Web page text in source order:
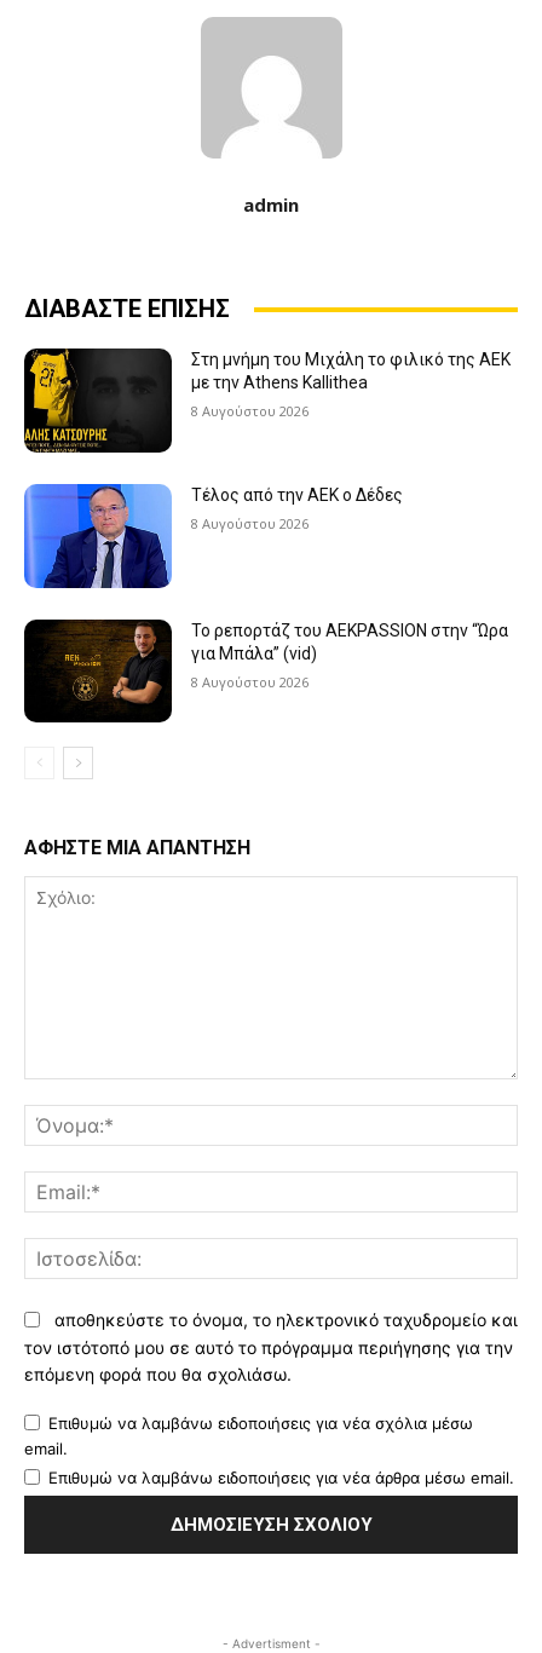
admin
ΔΙΑΒΑΣΤΕ ΕΠΙΣΗΣ
Στη μνήμη του Μιχάλη το φιλικό της ΑΕΚ
με την Athens Kallithea
8 Αυγούστου 2026
Τέλος από την ΑΕΚ ο Δέδες
8 Αυγούστου 2026
Το ρεπορτάζ του AEKPASSION στην “Ώρα
για Μπάλα” (vid)
8 Αυγούστου 2026
ΑΦΗΣΤΕ ΜΙΑ ΑΠΑΝΤΗΣΗ
αποθηκεύστε το όνομα, το ηλεκτρονικό ταχυδρομείο και
τον ιστότοπό μου σε αυτό το πρόγραμμα περιήγησης για την
επόμενη φορά που θα σχολιάσω.
Επιθυμώ να λαμβάνω ειδοποιήσεις για νέα σχόλια μέσω
email.
Επιθυμώ να λαμβάνω ειδοποιήσεις για νέα άρθρα μέσω email.
- Advertisment -